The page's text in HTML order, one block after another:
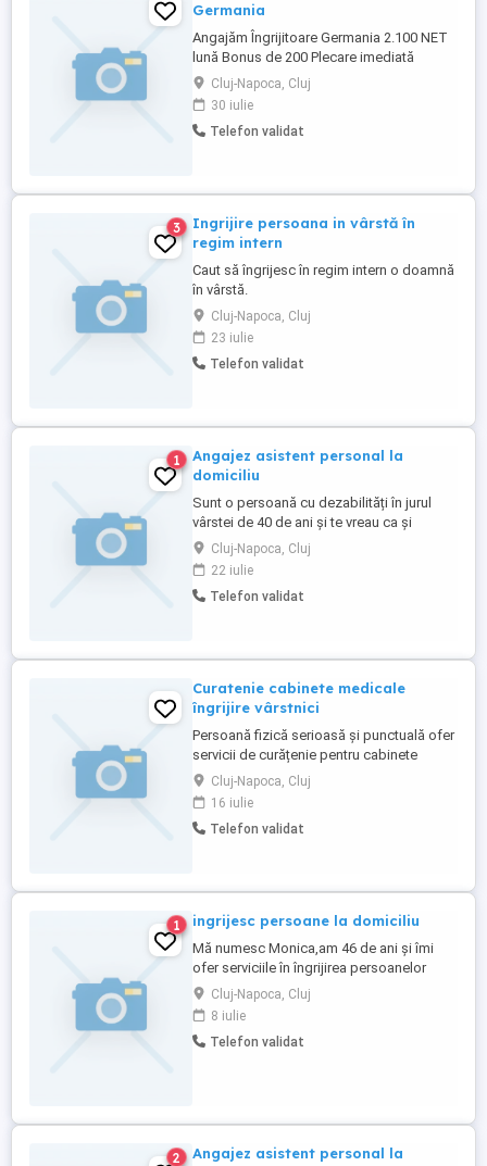
Germania
Angajăm Îngrijitoare Germania 2.100 NET
lună Bonus de 200 Plecare imediată
Căutăm o îngrijitoare pentru îngrijirea unei
doamne cu Parkinson. Limba germană
minim B1 Experiență în îngrijirea
persoanelor vârstnice Cazare asigurată
Cluj-Napoca, Cluj
30 iulie
Telefon validat
3
Ingrijire persoana in vârstă în
regim intern
Caut să îngrijesc în regim intern o doamnă
în vârstă.
Cluj-Napoca, Cluj
23 iulie
Telefon validat
1
Angajez asistent personal la
domiciliu
Sunt o persoană cu dezabilități în jurul
vârstei de 40 de ani și te vreau ca și
asistentul meu personal part time.. Dacă
ești o persoană dinamică, open mind și ai
o vibrație pozitiva și îți dorești să ai un
venit dintr un job part time.... Contactează
Cluj-Napoca, Cluj
22 iulie
Telefon validat
Curatenie cabinete medicale
îngrijire vârstnici
Persoană fizică serioasă și punctuală ofer
servicii de curățenie pentru cabinete
medicale , medicină de familie
,stomatologie sau spatii de birouri mici,
medii sau și îngrijire vârstnici doar
dimineața program de 2-4 ore Deoarece
Cluj-Napoca, Cluj
16 iulie
Telefon validat
1 ingrijesc persoane la domiciliu
Mă numesc Monica,am 46 de ani și îmi
ofer serviciile în îngrijirea persoanelor
bolnave sau în vârstă la domiciliul
acestora,fac deplasări cu mașina proprie
dar doar in cartierul Gheorgheni sau foarte
aproape, in zona. Activitatea mea
Cluj-Napoca, Cluj
8 iulie
Telefon validat
2
Angajez asistent personal la